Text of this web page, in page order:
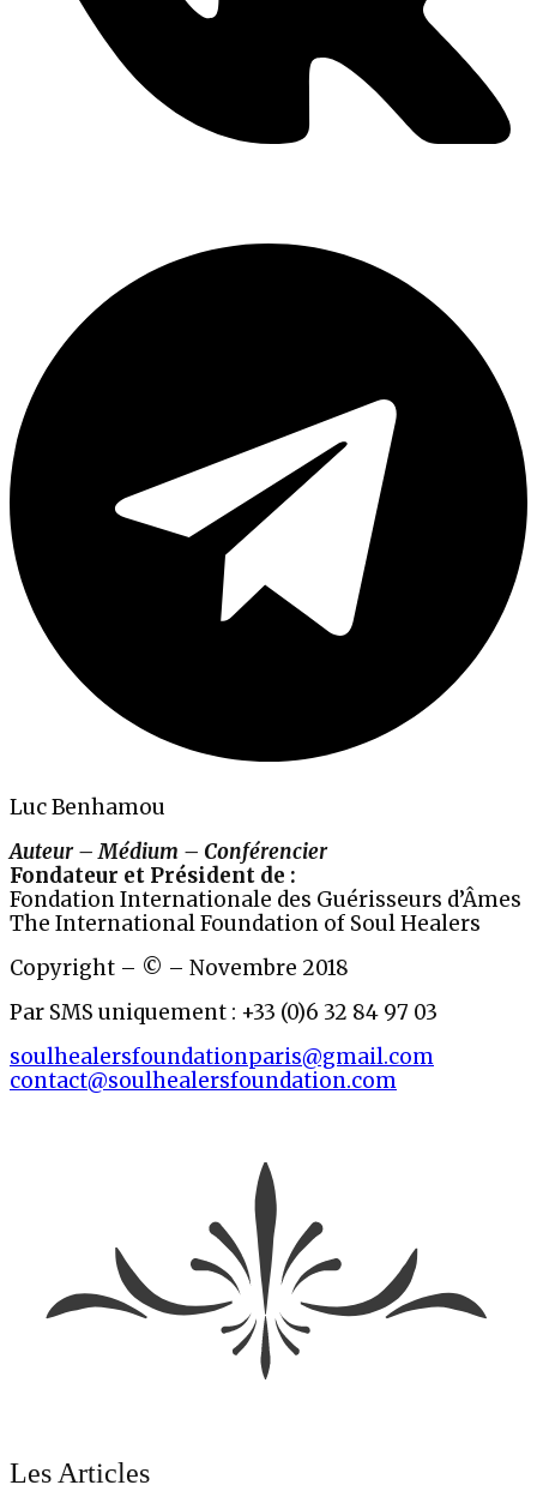
Luc Benhamou
Auteur – Médium – Conférencier
Fondateur et Président de :
Fondation Internationale des Guérisseurs d’Âmes
The International Foundation of Soul Healers
Copyright – © – Novembre 2018
Par SMS uniquement : +33 (0)6 32 84 97 03
soulhealersfoundationparis@gmail.com
contact@soulhealersfoundation.com
Les Articles